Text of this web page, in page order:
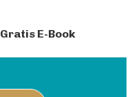
Gratis E-Book